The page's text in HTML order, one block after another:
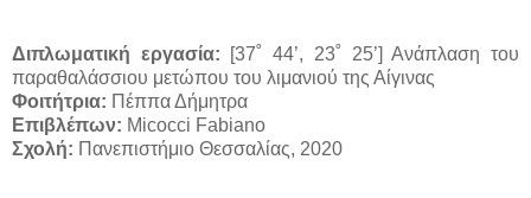
Διπλωματική εργασία:
[37˚ 44’, 23˚ 25’] Ανάπλαση του
παραθαλάσσιου μετώπου του λιμανιού της Αίγινας
Φοιτήτρια: Πέππα Δήμητρα
Επιβλέπων: Micocci Fabiano
Σχολή: Πανεπιστήμιο Θεσσαλίας, 2020